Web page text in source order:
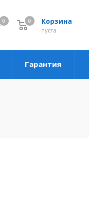
0 Корзина
пуста
0
Гарантия